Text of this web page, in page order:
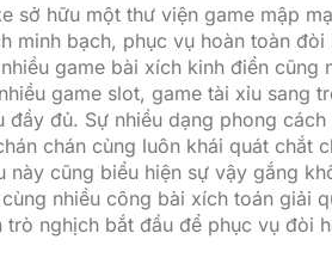
sở hữu một thư viện game mập
minh bạch, phục vụ hoàn toàn
game bài xích kinh điển cũng
game slot, game tài xỉu sang
đầy đủ. Sự nhiều dạng phong
chán cùng luôn khái quát chắt
này cũng biểu hiện sự vậy gắng
nhiều công bài xích toán giải
trò nghịch bắt đầu để phục vụ đòi